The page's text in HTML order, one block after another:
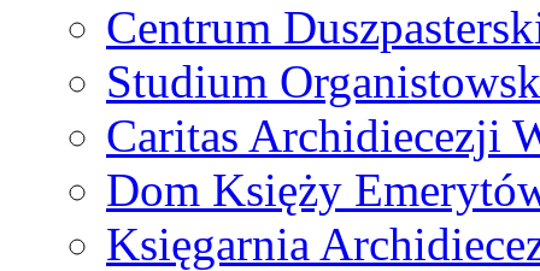
Centrum
Studium
Caritas Archidiecezji
Dom Księży
Księgarnia